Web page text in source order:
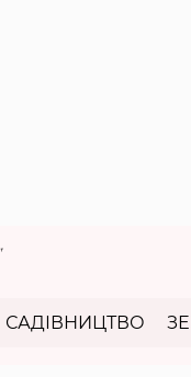
САДІВНИЦТВО